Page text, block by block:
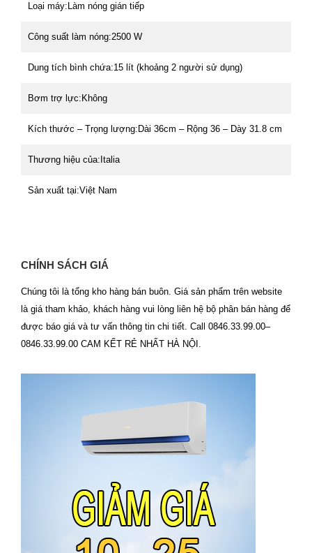
Loại máy:Làm nóng gián tiếp
Công suất làm nóng:2500 W
Dung tích bình chứa:15 lít (khoảng 2 người sử dụng)
Bơm trợ lực:Không
Kích thước – Trọng lượng:Dài 36cm – Rộng 36 – Dày 31.8 cm
Thương hiệu của:Italia
Sản xuất tại:Việt Nam
CHÍNH SÁCH GIÁ
Chúng tôi là tổng kho hàng bán buôn. Giá sản phẩm trên website
là giá tham khảo, khách hàng vui lòng liên hệ bộ phân bán hàng để
được báo giá và tư vấn thông tin chi tiết. Call 0846.33.99.00–
0846.33.99.00 CAM KẾT RẺ NHẤT HÀ NỘI.